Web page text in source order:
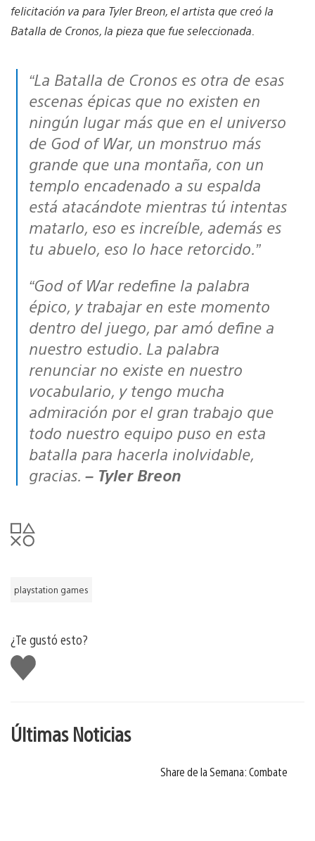
felicitación va para Tyler Breon, el artista que creó la
Batalla de Cronos, la pieza que fue seleccionada.
“La Batalla de Cronos es otra de esas
escenas épicas que no existen en
ningún lugar más que en el universo
de God of War, un monstruo más
grande que una montaña, con un
templo encadenado a su espalda
está atacándote mientras tú intentas
matarlo, eso es increíble, además es
tu abuelo, eso lo hace retorcido.”
“God of War redefine la palabra
épico, y trabajar en este momento
dentro del juego, par amó define a
nuestro estudio. La palabra
renunciar no existe en nuestro
vocabulario, y tengo mucha
admiración por el gran trabajo que
todo nuestro equipo puso en esta
batalla para hacerla inolvidable,
gracias. – Tyler Breon
playstation games
¿Te gustó esto?
Me
gusta
Últimas Noticias
Share de la Semana: Combate